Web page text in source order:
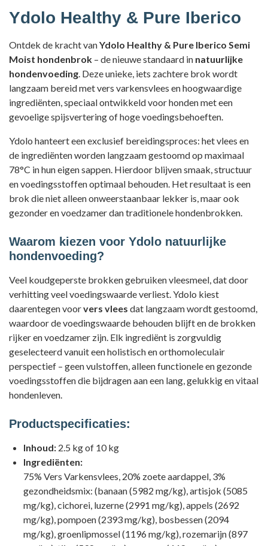
Ydolo Healthy & Pure Iberico
Ontdek de kracht vanYdolo Healthy & Pure Iberico Semi
Moist hondenbrok – de nieuwe standaard in natuurlijke
hondenvoeding. Deze unieke, iets zachtere brok wordt
langzaam bereid met vers varkensvlees en hoogwaardige
ingrediënten, speciaal ontwikkeld voor honden met een
gevoelige spijsvertering of hoge voedingsbehoeften.
Ydolo hanteert een exclusief bereidingsproces: het vlees en
de ingrediënten worden langzaam gestoomd op maximaal
78°C in hun eigen sappen. Hierdoor blijven smaak, structuur
en voedingsstoffen optimaal behouden. Het resultaat is een
brok die niet alleen onweerstaanbaar lekker is, maar ook
gezonder en voedzamer dan traditionele hondenbrokken.
Waarom kiezen voor Ydolo natuurlijke
hondenvoeding?
Veel koudgeperste brokken gebruiken vleesmeel, dat door
verhitting veel voedingswaarde verliest. Ydolo kiest
daarentegen voorvers vlees dat langzaam wordt gestoomd,
waardoor de voedingswaarde behouden blijft en de brokken
rijker en voedzamer zijn. Elk ingrediënt is zorgvuldig
geselecteerd vanuit een holistisch en orthomoleculair
perspectief – geen vulstoffen, alleen functionele en gezonde
voedingsstoffen die bijdragen aan een lang, gelukkig en vitaal
hondenleven.
Productspecificaties:
Inhoud: 2.5 kg of 10 kg
Ingrediënten:
75% Vers Varkensvlees, 20% zoete aardappel, 3%
gezondheidsmix: (banaan (5982 mg/kg), artisjok (5085
mg/kg), cichorei, luzerne (2991 mg/kg), appels (2692
mg/kg), pompoen (2393 mg/kg), bosbessen (2094
mg/kg), groenlipmossel (1196 mg/kg), rozemarijn (897